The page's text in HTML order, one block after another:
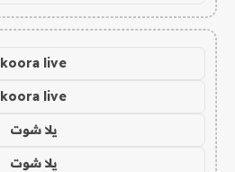
koora live
koora live
يلا شوت
يلا شوت